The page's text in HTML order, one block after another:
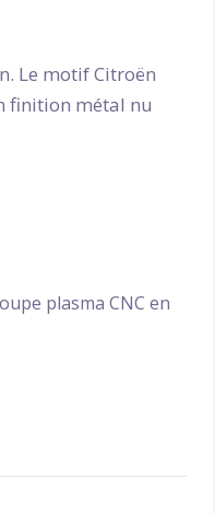
Le motif Citroën
finition métal nu
plasma CNC en